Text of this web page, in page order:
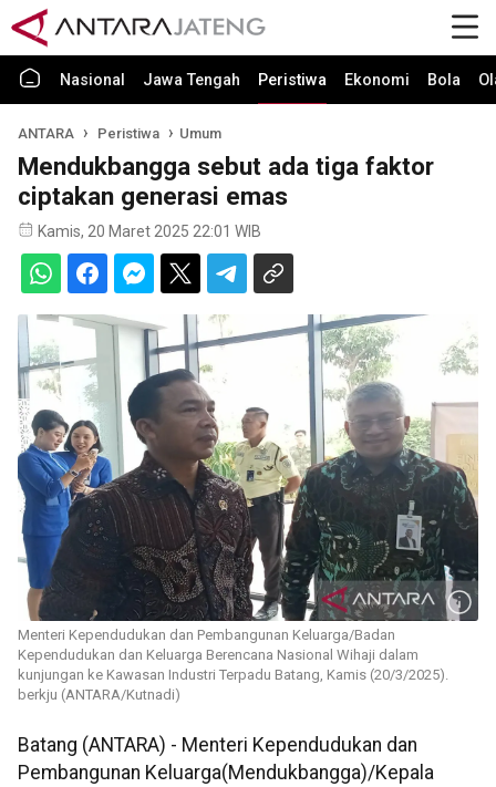
Nasional Jawa Tengah Peristiwa Ekonomi Bola
ANTARA Peristiwa Umum
Mendukbangga sebut ada tiga faktor
ciptakan generasi emas
Kamis, 20 Maret 2025 22:01 WIB
Menteri Kependudukan dan Pembangunan Keluarga/Badan
Kependudukan dan Keluarga Berencana Nasional Wihaji dalam
kunjungan ke Kawasan Industri Terpadu Batang, Kamis (20/3/2025).
berkju (ANTARA/Kutnadi)
Batang (ANTARA) - Menteri Kependudukan dan
Pembangunan Keluarga(Mendukbangga)/Kepala